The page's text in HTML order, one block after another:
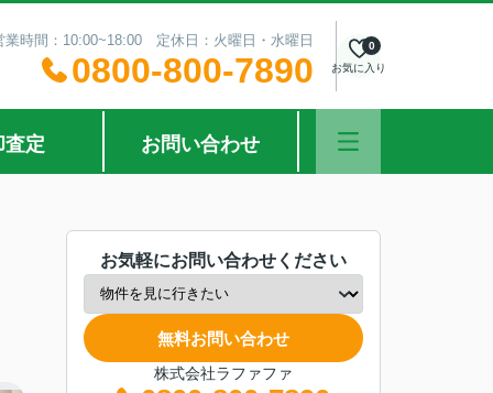
業時間：10:00~18:00 定休日：火曜日・水曜日
0800-800-7890 お気に入り
0
査定 お問い合わせ
お気軽にお問い合わせください
無料お問い合わせ
株式会社ラファファ